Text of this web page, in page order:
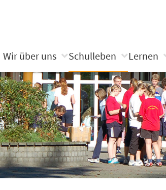
Wir über uns Schulleben Lernen